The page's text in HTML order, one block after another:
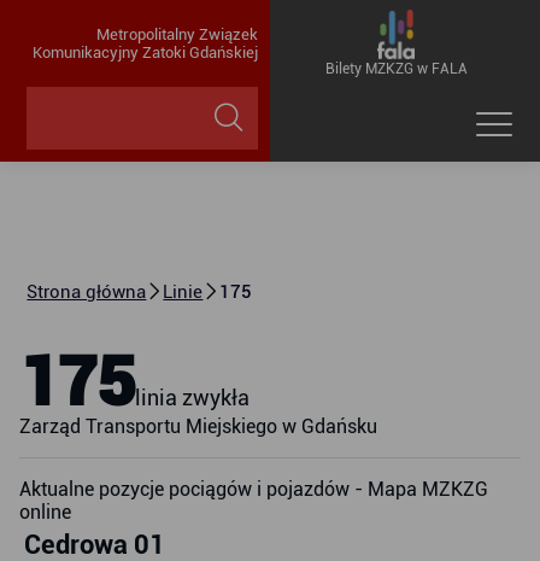
Metropolitalny Związek
Komunikacyjny Zatoki Gdańskiej
Bilety MZKZG w FALA
Strona główna Linie 175
175linia zwykła
Zarząd Transportu Miejskiego w Gdańsku
Aktualne pozycje pociągów i pojazdów - Mapa MZKZG
online
Cedrowa 01